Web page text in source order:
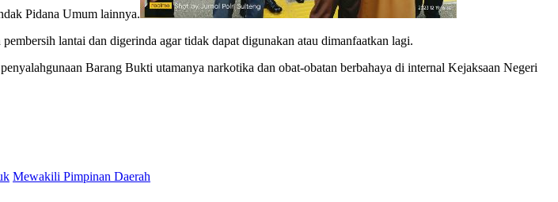
Pidana Umum lainnya.
lantai dan digerinda agar tidak dapat digunakan atau dimanfaatkan lagi.
Barang Bukti utamanya narkotika dan obat-obatan berbahaya di internal Kejaksaan Negeri
Mewakili Pimpinan Daerah